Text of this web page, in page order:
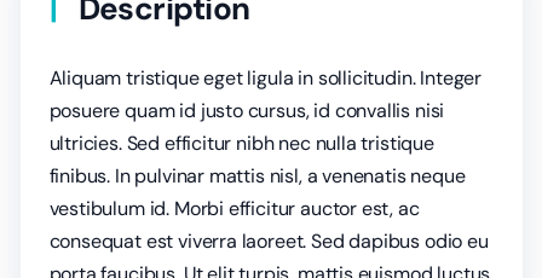
Aliquam tristique eget ligula in sollicitudin. Integer
posuere quam id justo cursus, id convallis nisi
ultricies. Sed efficitur nibh nec nulla tristique
finibus. In pulvinar mattis nisl, a venenatis neque
vestibulum id. Morbi efficitur auctor est, ac
consequat est viverra laoreet. Sed dapibus odio eu